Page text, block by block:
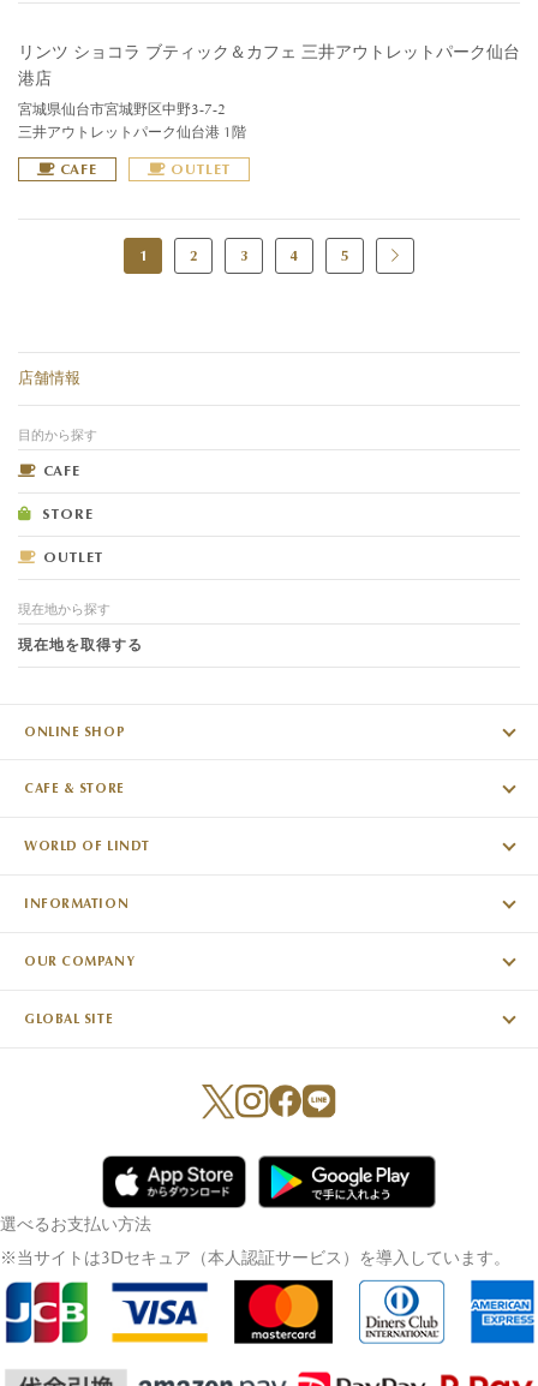
リンツ ショコラ ブティック＆カフェ 三井アウトレットパーク仙台
港店
宮城県仙台市宮城野区中野3-7-2
三井アウトレットパーク仙台港 1階
CAFE OUTLET
1 2 3 4 5
店舗情報
目的から探す
CAFE
STORE
OUTLET
現在地から探す
現在地を取得する
ONLINE SHOP
CAFE & STORE
WORLD OF LINDT
INFORMATION
OUR COMPANY
GLOBAL SITE
選べるお支払い方法
※当サイトは3Dセキュア（本人認証サービス）を導入しています。